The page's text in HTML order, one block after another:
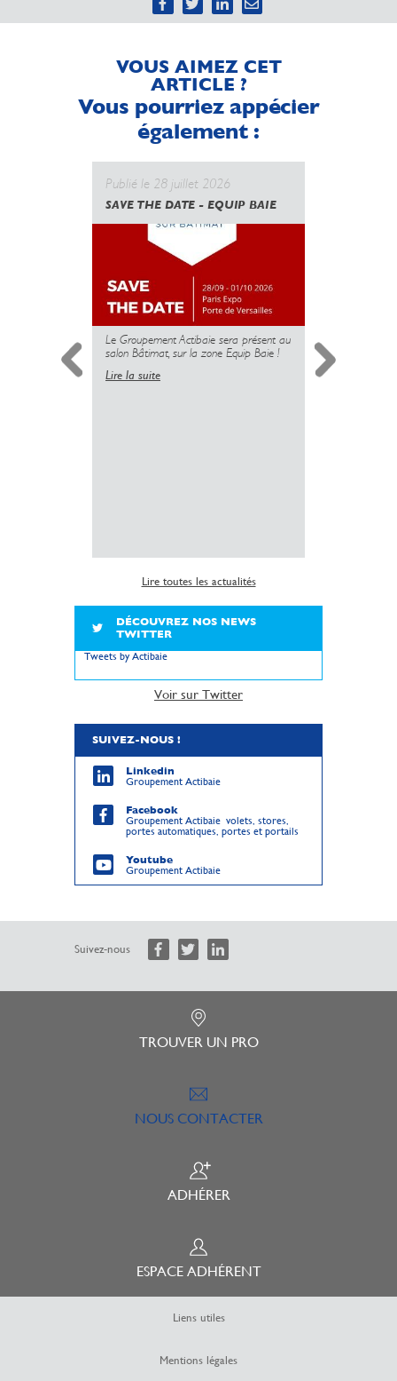
VOUS AIMEZ CET
ARTICLE ?
Vous pourriez appécier
également :
Publié le 28 juillet 2026
SAVE THE DATE - EQUIP BAIE
Le Groupement Actibaie sera présent au
salon Bâtimat, sur la zone Equip Baie !
Lire la suite
Lire toutes les actualités
DÉCOUVREZ NOS NEWS
TWITTER
Tweets by Actibaie
Voir sur Twitter
SUIVEZ-NOUS !
Linkedin
Groupement Actibaie
Facebook
Groupement Actibaie volets, stores,
portes automatiques, portes et portails
Youtube
Groupement Actibaie
Suivez-nous
TROUVER UN PRO
NOUS CONTACTER
ADHÉRER
ESPACE ADHÉRENT
Liens utiles
Mentions légales